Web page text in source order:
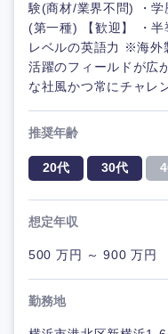
験(商材/業界不問) ・
(第一種) 【歓迎】 ・
レベルの英語力 ※海外
活躍のフィールドが広
な社風かつ常にチャレ
推奨年齢
20代 30代
想定年収
500 万円 ～ 900 万円
勤務地